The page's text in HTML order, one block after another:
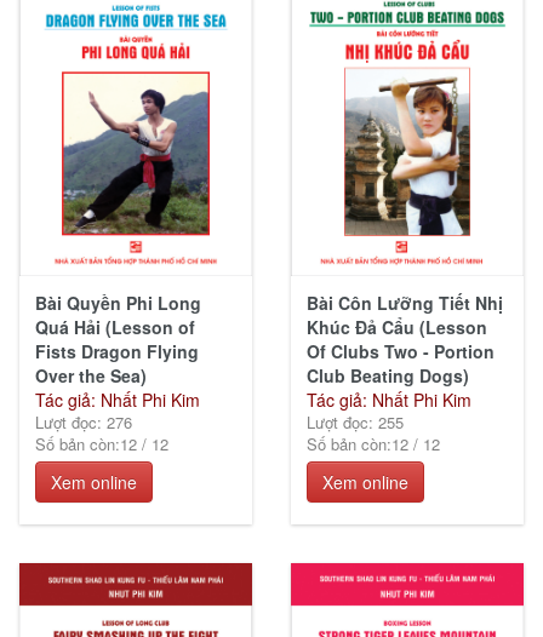
Bài Quyền Phi Long
Quá Hải (Lesson of
Fists Dragon Flying
Over the Sea)
Tác giả: Nhất Phi Kim
Lượt đọc: 276
Số bản còn:12/12
Xem online
Bài Côn Lưỡng Tiết Nhị
Khúc Đả Cẩu (Lesson
Of Clubs Two - Portion
Club Beating Dogs)
Tác giả: Nhất Phi Kim
Lượt đọc: 255
Số bản còn:12/12
Xem online